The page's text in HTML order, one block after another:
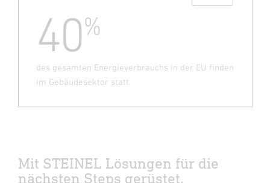
40%
des gesamten Energieverbrauchs in der EU finden
im Gebäudesektor statt.
Mit STEINEL Lösungen für die
nächsten Steps gerüstet.